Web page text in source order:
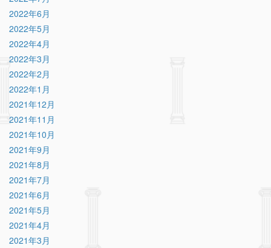
2022年6月
2022年5月
2022年4月
2022年3月
2022年2月
2022年1月
2021年12月
2021年11月
2021年10月
2021年9月
2021年8月
2021年7月
2021年6月
2021年5月
2021年4月
2021年3月